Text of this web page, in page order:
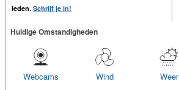
leden. Schrijf je in!
Huidige Omstandigheden
Weer
Wind
Webcams